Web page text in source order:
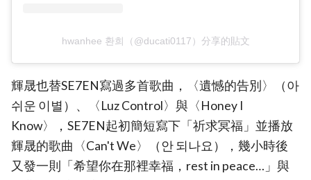
hwanhee 환희（@ducati0117）分享的貼文
輝晟也替SE7EN寫過多首歌曲，〈遺憾的告別〉（아
쉬운 이별）、〈Luz Control〉與〈Honey I
Know〉，SE7EN起初簡短寫下「祈求冥福」並播放
輝晟的歌曲〈Can't We〉（안 되나요），幾小時後
又發一則「希望你在那裡幸福，rest in peace…」與